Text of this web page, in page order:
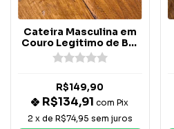
Cateira Masculina em
Couro Legitimo de Boi
Gravada - Café
R$149,90
R$134,91com Pix
2 x de R$74,95 sem juros